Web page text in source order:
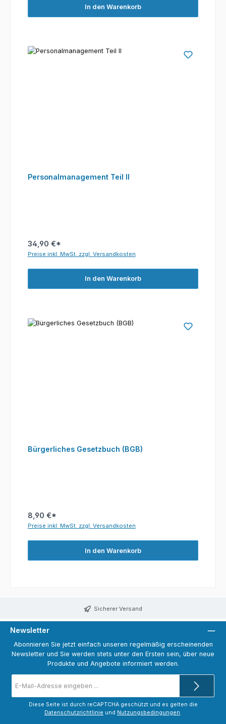
In den Warenkorb
Personalmanagement Teil II
34,90 €*
Preise inkl. MwSt. zzgl. Versandkosten
In den Warenkorb
Bürgerliches Gesetzbuch (BGB)
8,90 €*
Preise inkl. MwSt. zzgl. Versandkosten
In den Warenkorb
Sicherer Versand
Newsletter
Abonnieren Sie jetzt einfach unseren regelmäßig erscheinenden
Newsletter und Sie werden stets unter den Ersten sein, über neue
Produkte und Angebote informiert werden.
Mail-
Adresse
Diese Seite ist durch reCAPTCHA geschützt und es gelten die
Datenschutzrichtlinie und Nutzungsbedingungen.